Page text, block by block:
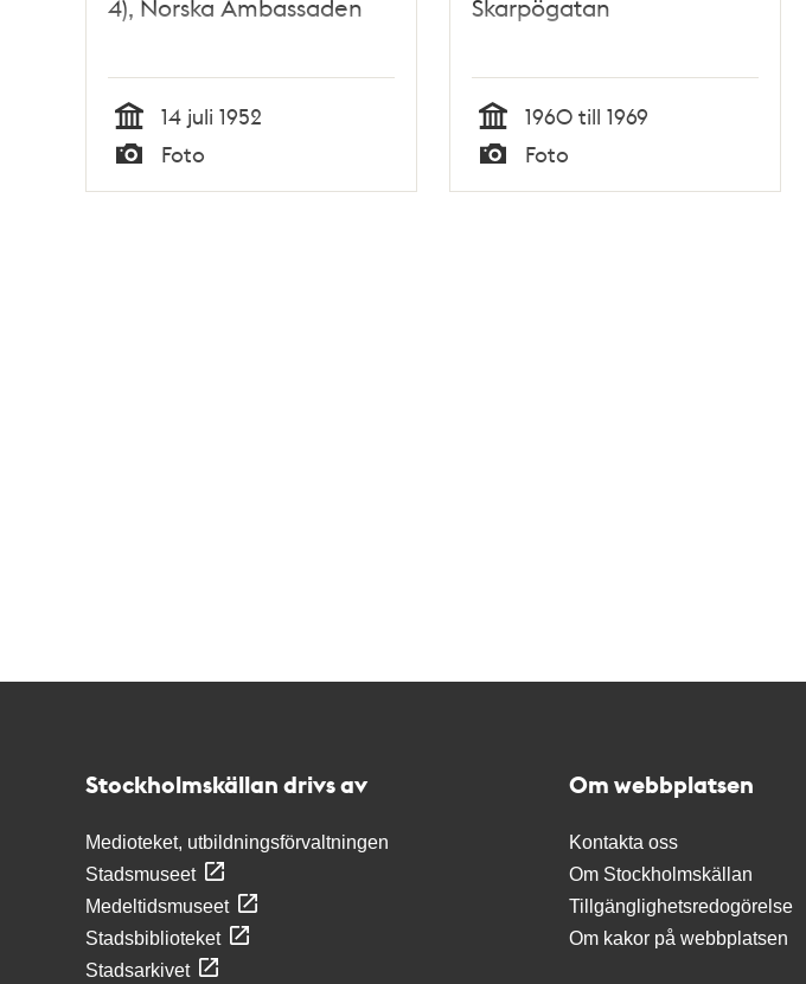
4), Norska Ambassaden
Tid
14 juli 1952
Typ
Foto
Skarpögatan
Tid
1960 till 1969
Typ
Foto
Stockholmskällan drivs av
Medioteket, utbildningsförvaltningen
Stadsmuseet
Medeltidsmuseet
Stadsbiblioteket
Stadsarkivet
Om webbplatsen
Kontakta oss
Om Stockholmskällan
Tillgänglighetsredogörelse
Om kakor på webbplatsen